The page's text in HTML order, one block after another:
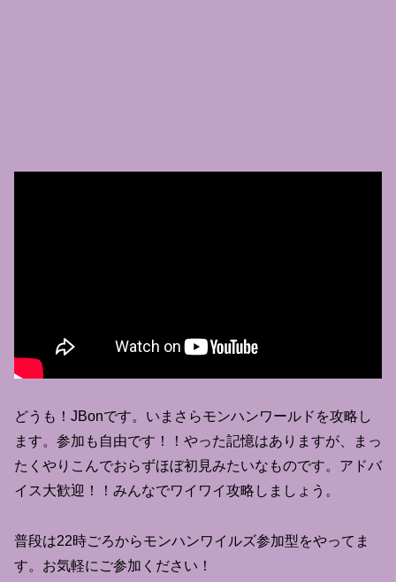
どうも！JBonです。いまさらモンハンワールドを攻略し
ます。参加も自由です！！やった記憶はありますが、まっ
たくやりこんでおらずほぼ初見みたいなものです。アドバ
イス大歓迎！！みんなでワイワイ攻略しましょう。
普段は22時ごろからモンハンワイルズ参加型をやってま
す。お気軽にご参加ください！